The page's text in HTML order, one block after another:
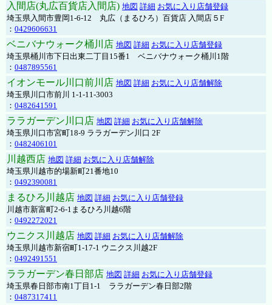
入間店(丸広百貨店入間店) 地図 詳細 お気に入り店舗登録
埼玉県入間市豊岡1-6-12 丸広（まるひろ）百貨店 入間店５F
： 0429606631
ベニバナウォーク桶川店 地図 詳細 お気に入り店舗登録
埼玉県桶川市下日出東二丁目15番1 ベニバナウォーク桶川1階
： 0487895561
イオンモール川口前川店 地図 詳細 お気に入り店舗解除
埼玉県川口市前川 1-1-11-3003
： 0482641591
ララガーデン川口店 地図 詳細 お気に入り店舗解除
埼玉県川口市宮町18-9 ララガーデン川口 2F
： 0482406101
川越西店 地図 詳細 お気に入り店舗解除
埼玉県川越市的場新町21番地10
： 0492390081
まるひろ川越店 地図 詳細 お気に入り店舗登録
川越市新富町2-6-1まるひろ川越6階
： 0492272021
ウニクス川越店 地図 詳細 お気に入り店舗解除
埼玉県川越市新宿町1-17-1 ウニクス川越2F
： 0492491551
ララガーデン春日部店 地図 詳細 お気に入り店舗登録
埼玉県春日部市南1丁目1-1 ララガーデン春日部2階
： 0487317411